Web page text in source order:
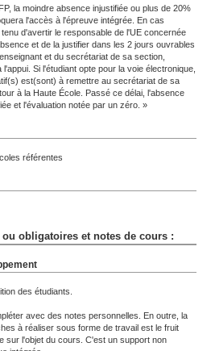
la moindre absence injustifiée ou plus de 20%
l'accès à l'épreuve intégrée. En cas
d'avertir le responsable de l'UE concernée
et de la justifier dans les 2 jours ouvrables
et du secrétariat de sa section,
Si l'étudiant opte pour la voie électronique,
est(sont) à remettre au secrétariat de sa
à la Haute École. Passé ce délai, l'absence
et l'évaluation notée par un zéro. »
référentes
ou obligatoires et notes de cours :
des étudiants.
avec des notes personnelles. En outre, la
à réaliser sous forme de travail est le fruit
sur l'objet du cours. C'est un support non